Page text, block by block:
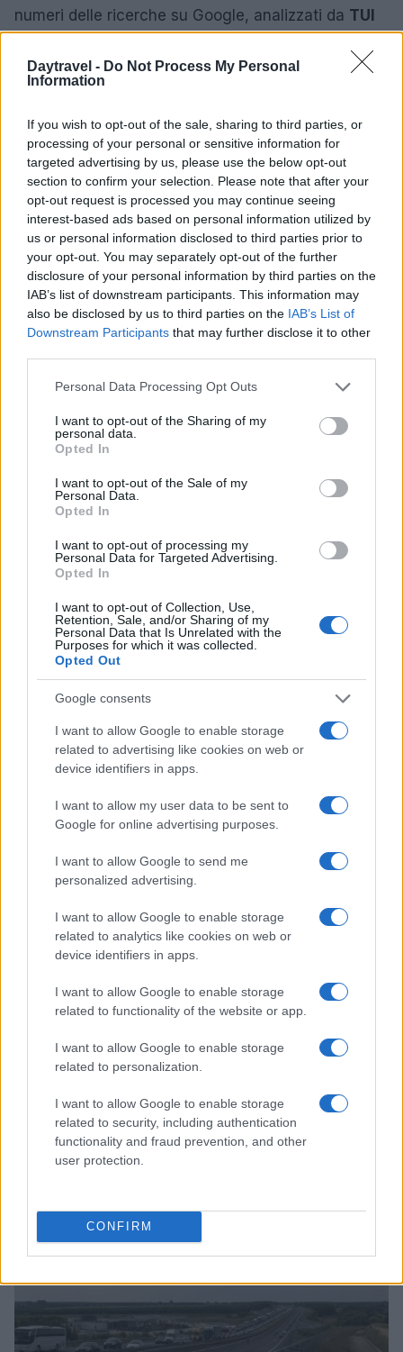
Daytravel - Do Not Process My Personal
Information
If you wish to opt-out of the sale, sharing to third parties, or
processing of your personal or sensitive information for
targeted advertising by us, please use the below opt-out
section to confirm your selection. Please note that after your
opt-out request is processed you may continue seeing
interest-based ads based on personal information utilized by
us or personal information disclosed to third parties prior to
your opt-out. You may separately opt-out of the further
disclosure of your personal information by third parties on the
IAB’s list of downstream participants. This information may
also be disclosed by us to third parties on the IAB’s List of
Downstream Participants that may further disclose it to other
Please note that this website/app uses one or more Google
not limited to your visit or usage behaviour. You may click to
grant or deny consent to Google and its third-party tags to
use your data for below specified purposes in below Google
consent section.
Personal Data Processing Opt Outs
I want to opt-out of the Sharing of my
personal data.
Opted In
I want to opt-out of the Sale of my
Personal Data.
Opted In
I want to opt-out of processing my
Personal Data for Targeted Advertising.
Opted In
I want to opt-out of Collection, Use,
Retention, Sale, and/or Sharing of my
Personal Data that Is Unrelated with the
Purposes for which it was collected.
Opted Out
Google consents
I want to allow Google to enable storage
related to advertising like cookies on web or
device identifiers in apps.
I want to allow my user data to be sent to
Google for online advertising purposes.
I want to allow Google to send me
personalized advertising.
I want to allow Google to enable storage
related to analytics like cookies on web or
device identifiers in apps.
I want to allow Google to enable storage
related to functionality of the website or app.
I want to allow Google to enable storage
related to personalization.
I want to allow Google to enable storage
related to security, including authentication
functionality and fraud prevention, and other
user protection.
CONFIRM
numeri delle ricerche su Google, analizzati da TUI
sempre più viaggiatori preferiscono itinerari brevi
ma intensi, con la libertà di passare in poche ore
dalla città al mare o alla storia antica.
AUTORE
Alessandro Tassinari
Alessandro Tassinari, torinese con passaporto
pieno di timbri, riscrisse un percorso alpino
dopo un incontro al Rifugio Garelli: oggi cura
storie di viaggio in chiave narrativa. In
redazione predilige longform, sostiene
l'attenzione al paesaggio e conserva un
Continua a leggere
1 GIORNO OUT
Lago d’Iseo in moto: itinerario tra borghi, vigneti e
pareti rocciose
Alessandro Tassinari · 7 Ago 2026